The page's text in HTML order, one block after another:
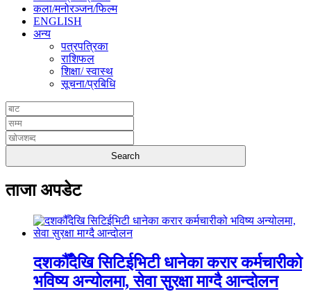
कला/मनोरञ्जन/फिल्म
ENGLISH
अन्य
पत्रपत्रिका
राशिफल
शिक्षा/ स्वास्थ
सूचना/प्रबिधि
ताजा अपडेट
दशकौँदेखि सिटिईभिटी धानेका करार कर्मचारीको
भविष्य अन्योलमा, सेवा सुरक्षा माग्दै आन्दोलन